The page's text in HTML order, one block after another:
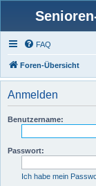
FAQ
Foren-Übersicht
Anmelden
Benutzername:
Passwort:
Ich habe mein